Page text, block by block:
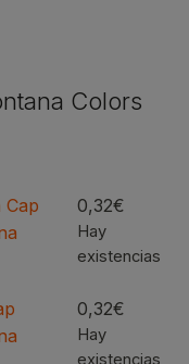
Colors
Cap
0,32€
Hay
existencias
0,32€
Hay
existencias